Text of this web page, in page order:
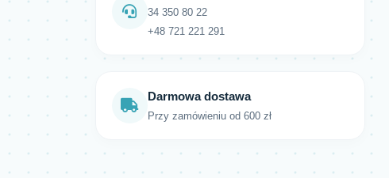
34 350 80 22
+48 721 221 291
Darmowa dostawa
Przy zamówieniu od 600 zł